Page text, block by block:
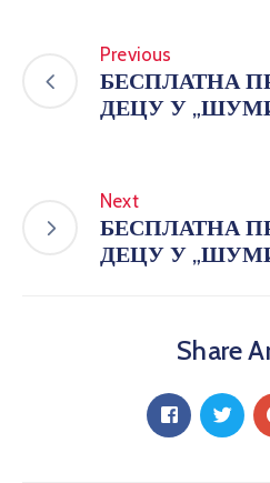
Previous
БЕСПЛАТНА
ДЕЦУ У
Next
БЕСПЛАТНА
ДЕЦУ У
Share